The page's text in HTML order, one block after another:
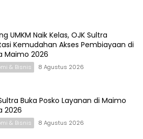
UMKM Naik Kelas, OJK Sultra
Kemudahan Akses Pembiayaan di
Maimo 2026
& Bisnis 8 Agustus 2026
Buka Posko Layanan di Maimo
2026
& Bisnis 8 Agustus 2026